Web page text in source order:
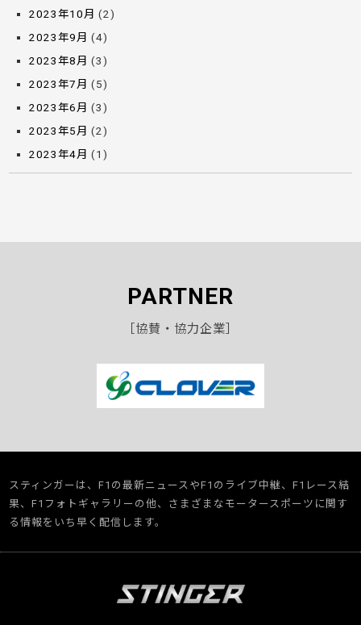
2023年10月 (2)
2023年9月 (4)
2023年8月 (3)
2023年7月 (5)
2023年6月 (3)
2023年5月 (2)
2023年4月 (1)
PARTNER
［協賛・協力企業］
スティンガーは、F1の最新ニュースやF1のライブ中継、F1レース結
果、F1フォトギャラリーの他、さまざまなモータースポーツに関す
る情報をいち早く配信します。